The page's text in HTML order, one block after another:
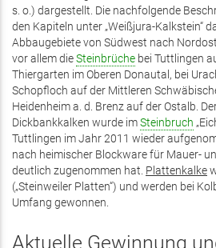
s. o.) dargestellt. Die nachfolgende
den Kapiteln unter „Weißjura-Kalkstein“
Abbaugebiete von Südwest nach
vor allem dieSteinbrüche bei Tuttlingen
Thiergarten im Oberen Donautal, bei
Schopfloch auf der Mittleren
Heidenheim a. d. Brenz auf der Ostalb.
Dickbankkalken wurde imSteinbruch
Tuttlingen im Jahr 2011 wieder
nach heimischer Blockware für Mauer-
deutlich zugenommen hat. Plattenkalke
(„Steinweiler Platten“) und werden bei
Umfang gewonnen.
Aktuelle Gewinnung